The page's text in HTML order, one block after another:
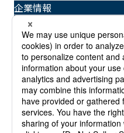
企業情報
製品情報
ニュースルーム
投資家情報
サステナビリティ
採用情報
商標についてプライバシ
当社Webサイトご利用規